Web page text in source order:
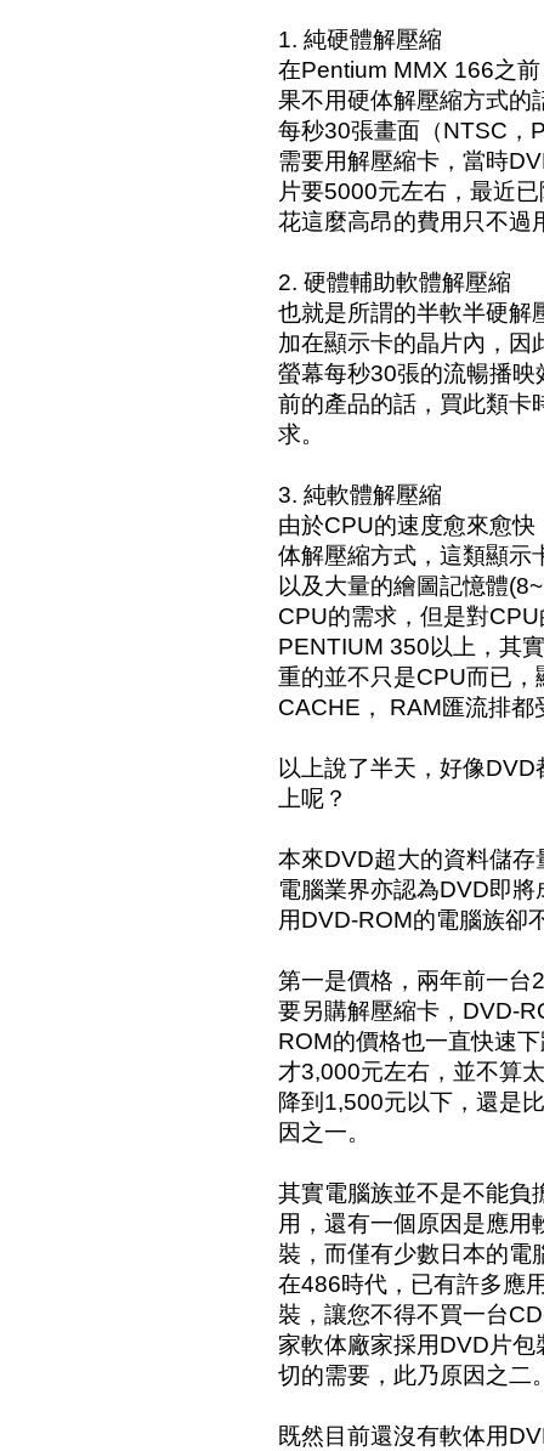
1. 純硬體解壓縮
在Pentium MMX 166之
果不用硬体解壓縮方式的
每秒30張畫面（NTSC，
需要用解壓縮卡，當時
片要5000元左右，最近
花這麼高昂的費用只不過
2. 硬體輔助軟體解壓縮
也就是所謂的半軟半硬解
加在顯示卡的晶片內，因
螢幕每秒30張的流暢播
前的產品的話，買此類卡
求。
3. 純軟體解壓縮
由於CPU的速度愈來愈
体解壓縮方式，這類顯示
以及大量的繪圖記憶體
CPU的需求，但是對
PENTIUM 350以上，其
重的並不只是CPU而已
CACHE， RAM匯流排都
以上說了半天，好像
上呢？
本來DVD超大的資料儲
電腦業界亦認為DVD即
用DVD-ROM的電腦族卻
第一是價格，兩年前一台
要另購解壓縮卡，DVD-
ROM的價格也一直快速
才3,000元左右，並不算
降到1,500元以下，還是
因之一。
其實電腦族並不是不能負
用，還有一個原因是應用
裝，而僅有少數日本的電
在486時代，已有許多應
裝，讓您不得不買一台
家軟体廠家採用DVD片
切的需要，此乃原因之二
既然目前還沒有軟体用